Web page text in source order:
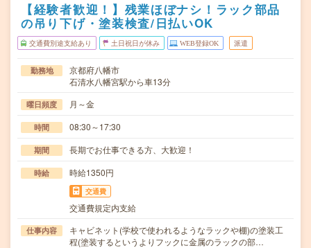
【経験者歓迎！】残業ほぼナシ！ラック部品
の吊り下げ・塗装検査/日払いOK
交通費別途支給あり 土日祝日が休み WEB登録OK 派遣
勤務地
京都府八幡市
石清水八幡宮駅から車13分
曜日頻度 月～金
時間 08:30～17:30
期間 長期でお仕事できる方、大歓迎！
時給 時給1350円
交通費
交通費規定内支給
仕事内容
キャビネット(学校で使われるようなラックや棚)の塗装工
程(塗装するというよりフックに金属のラックの部…